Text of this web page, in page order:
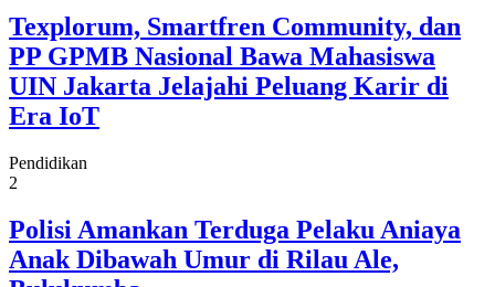
Texplorum, Smartfren Community, dan
PP GPMB Nasional Bawa Mahasiswa
UIN Jakarta Jelajahi Peluang Karir di
Era IoT
Pendidikan
2
Polisi Amankan Terduga Pelaku Aniaya
Anak Dibawah Umur di Rilau Ale,